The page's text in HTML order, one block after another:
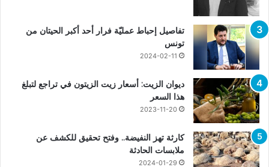
تفاصيل إحباط عمليّة فرار أحد أكبر الحيتان من
تونس
2024-02-11
ديوان الزيت: أسعار زيت الزيتون في تراجع لتبلغ
هذا السعر
2023-11-20
كارثة تهز النفيضة.. وفتح تحقيق للكشف عن
ملابسات الحادثة
2024-01-29